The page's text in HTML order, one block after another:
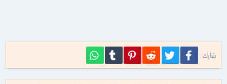
شارك: فيسبوك تويتر Reddit
Pinterest
Tumblr